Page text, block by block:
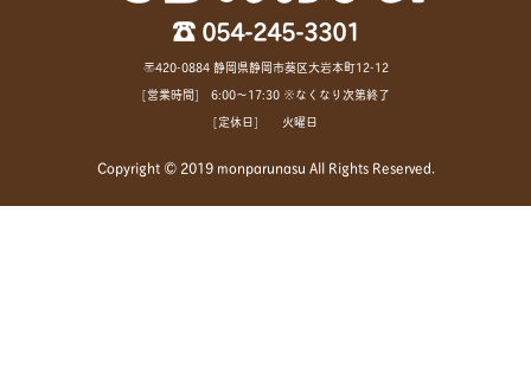
☎ 054-245-3301
〒420-0884 静岡県静岡市葵区大岩本町12-12
[営業時間] 6:00〜17:30 ※なくなり次第終了
[定休日] 火曜日
Copyright © 2019 monparunasu All Rights Reserved.